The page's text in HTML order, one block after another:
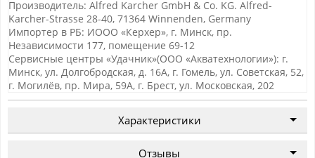
Производитель: Alfred Karcher GmbH & Co. KG. Alfred-
Karcher-Strasse 28-40, 71364 Winnenden, Germany
Импортер в РБ: ИООО «Керхер», г. Минск, пр.
Независимости 177, помещение 69-12
Сервисные центры «Удачник»(ООО «Акватехнологии»): г.
Минск, ул. Долгобродская, д. 16А, г. Гомель, ул. Советская, 52,
г. Могилёв, пр. Мира, 59А, г. Брест, ул. Московская, 202
Характеристики
Отзывы